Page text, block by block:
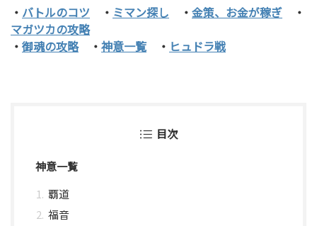
・ バトルのコツ ・ ミマン探し ・ 金策、お金が稼ぎ ・
マガツカの攻略
・ 御魂の攻略・ 神意一覧 ・ ヒュドラ戦
目次
神意一覧
覇道
福音